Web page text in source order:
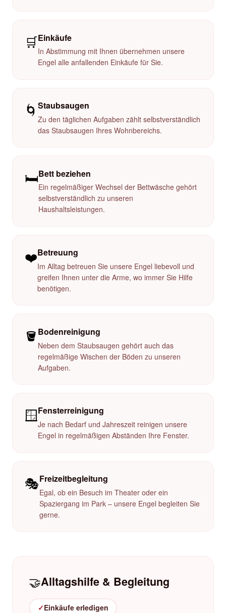
🛒Einkäufe
In Abstimmung mit Ihnen übernehmen unsere
Engel alle anfallenden Einkäufe für Sie.
🌀 Staubsaugen
Zu den täglichen Aufgaben zählt selbstverständlich
das Staubsaugen Ihres Wohnbereichs.
🛏️Bett beziehen
Ein regelmäßiger Wechsel der Bettwäsche gehört
selbstverständlich zu unseren
Haushaltsleistungen.
❤️Betreuung
Im Alltag betreuen Sie unsere Engel liebevoll und
greifen Ihnen unter die Arme, wo immer Sie Hilfe
benötigen.
🪣 Bodenreinigung
Neben dem Staubsaugen gehört auch das
regelmäßige Wischen der Böden zu unseren
Aufgaben.
🪟Fensterreinigung
Je nach Bedarf und Jahreszeit reinigen unsere
Engel in regelmäßigen Abständen Ihre Fenster.
🎭Freizeitbegleitung
Egal, ob ein Besuch im Theater oder ein
Spaziergang im Park – unsere Engel begleiten Sie
gerne.
🤝Alltagshilfe & Begleitung
✓Einkäufe erledigen